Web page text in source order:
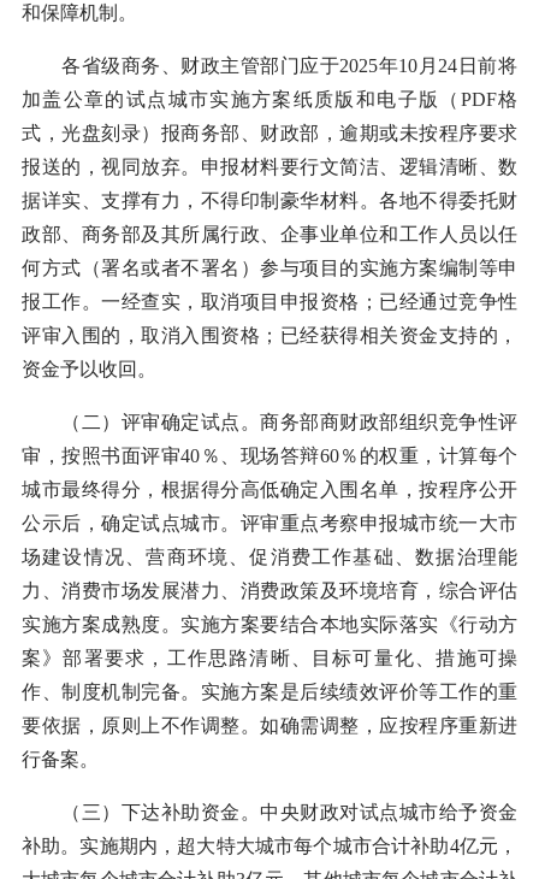
和保障机制。
各省级商务、财政主管部门应于2025年10月24日前将
加盖公章的试点城市实施方案纸质版和电子版（PDF格
式，光盘刻录）报商务部、财政部，逾期或未按程序要求
报送的，视同放弃。申报材料要行文简洁、逻辑清晰、数
据详实、支撑有力，不得印制豪华材料。各地不得委托财
政部、商务部及其所属行政、企事业单位和工作人员以任
何方式（署名或者不署名）参与项目的实施方案编制等申
报工作。一经查实，取消项目申报资格；已经通过竞争性
评审入围的，取消入围资格；已经获得相关资金支持的，
资金予以收回。
（二）评审确定试点。商务部商财政部组织竞争性评
审，按照书面评审40％、现场答辩60％的权重，计算每个
城市最终得分，根据得分高低确定入围名单，按程序公开
公示后，确定试点城市。评审重点考察申报城市统一大市
场建设情况、营商环境、促消费工作基础、数据治理能
力、消费市场发展潜力、消费政策及环境培育，综合评估
实施方案成熟度。实施方案要结合本地实际落实《行动方
案》部署要求，工作思路清晰、目标可量化、措施可操
作、制度机制完备。实施方案是后续绩效评价等工作的重
要依据，原则上不作调整。如确需调整，应按程序重新进
行备案。
（三）下达补助资金。中央财政对试点城市给予资金
补助。实施期内，超大特大城市每个城市合计补助4亿元，